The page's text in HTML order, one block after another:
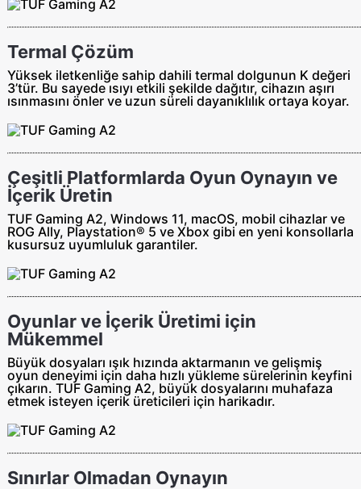
Termal Çözüm
Yüksek iletkenliğe sahip dahili termal dolgunun K değeri
3’tür. Bu sayede ısıyı etkili şekilde dağıtır, cihazın aşırı
ısınmasını önler ve uzun süreli dayanıklılık ortaya koyar.
Çeşitli Platformlarda Oyun Oynayın ve
İçerik Üretin
TUF Gaming A2, Windows 11, macOS, mobil cihazlar ve
ROG Ally, Playstation® 5 ve Xbox gibi en yeni konsollarla
kusursuz uyumluluk garantiler.
Oyunlar ve İçerik Üretimi için
Mükemmel
Büyük dosyaları ışık hızında aktarmanın ve gelişmiş
oyun deneyimi için daha hızlı yükleme sürelerinin keyfini
çıkarın. TUF Gaming A2, büyük dosyalarını muhafaza
etmek isteyen içerik üreticileri için harikadır.
Sınırlar Olmadan Oynayın